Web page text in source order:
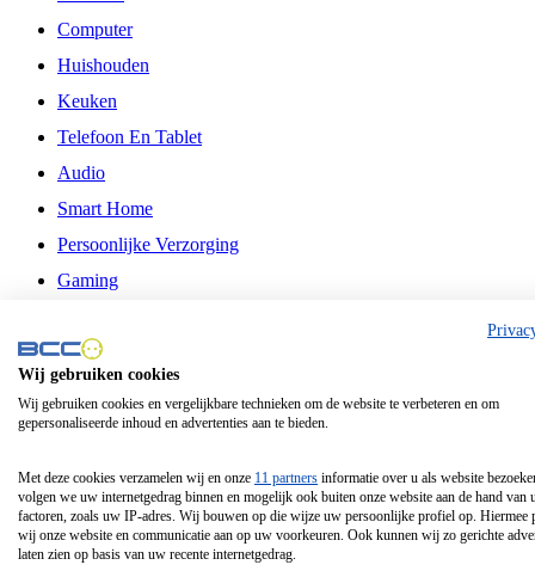
Computer
Huishouden
Keuken
Telefoon En Tablet
Audio
Smart Home
Persoonlijke Verzorging
Gaming
Philips
Schermgrootte 24 Inch
Schermgrootte 85 Inch
Schermgrootte 98 Inch
Tcl
Wij gebruiken cookies
Wij gebruiken cookies en vergelijkbare technieken om de website te verbeteren en om
gepersonaliseerde inhoud en advertenties aan te bieden.
Met deze cookies verzamelen wij en onze 11 partners informatie over u als website
volgen we uw internetgedrag binnen en mogelijk ook buiten onze website aan de hand van
factoren, zoals uw IP-adres. Wij bouwen op die wijze uw persoonlijke profiel op. Hiermee
wij onze website en communicatie aan op uw voorkeuren. Ook kunnen wij zo gerichte
laten zien op basis van uw recente internetgedrag.